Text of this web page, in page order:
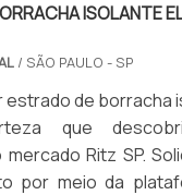
ISOLANTE
/ SÃO PAULO - SP
estrado de borracha
que
Ritz SP.
por meio da